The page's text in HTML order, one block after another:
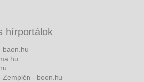
hírportálok
baon.hu
Zemplén - boon.hu